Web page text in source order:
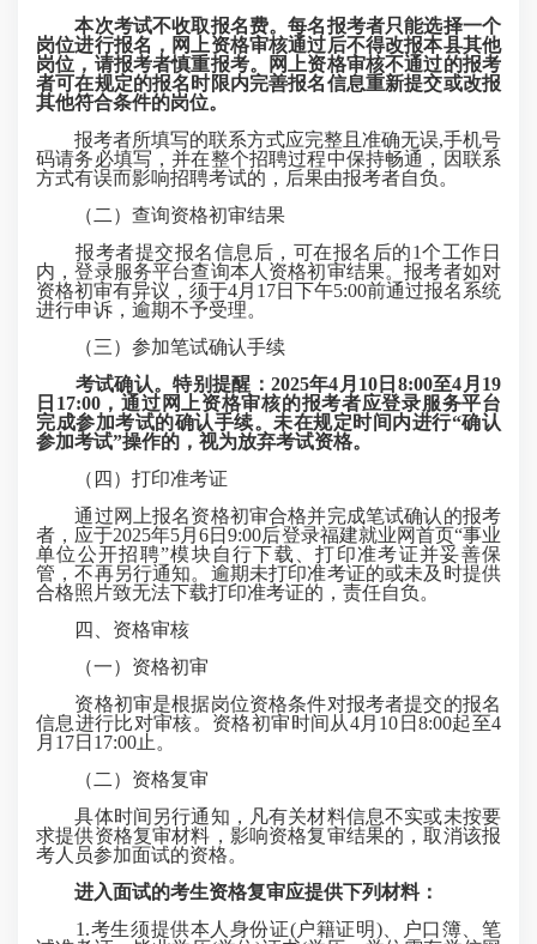
本次考试不收取报名费。每名报考者只能选择一个
岗位进行报名，网上资格审核通过后不得改报本县其他
岗位，请报考者慎重报考。网上资格审核不通过的报考
者可在规定的报名时限内完善报名信息重新提交或改报
其他符合条件的岗位。
报考者所填写的联系方式应完整且准确无误,手机号
码请务必填写，并在整个招聘过程中保持畅通，因联系
方式有误而影响招聘考试的，后果由报考者自负。
（二）查询资格初审结果
报考者提交报名信息后，可在报名后的1个工作日
内，登录服务平台查询本人资格初审结果。报考者如对
资格初审有异议，须于4月17日下午5:00前通过报名系统
进行申诉，逾期不予受理。
（三）参加笔试确认手续
考试确认。特别提醒：2025年4月10 日8:00至4月 19
日17:00，通过网上资格审核的报考者应登录服务平台
完成参加考试的确认手续。未在规定时间内进行“确认
参加考试”操作的，视为放弃考试资格。
（四）打印准考证
通过网上报名资格初审合格并完成笔试确认的报考
者，应于2025年5月6日9:00后登录福建就业网首页“事业
单位公开招聘”模块自行下载、打印准考证并妥善保
管，不再另行通知。逾期未打印准考证的或未及时提供
合格照片致无法下载打印准考证的，责任自负。
四、资格审核
（一）资格初审
资格初审是根据岗位资格条件对报考者提交的报名
信息进行比对审核。资格初审时间从4月10日8:00起至4
月17日17:00止。
（二）资格复审
具体时间另行通知，凡有关材料信息不实或未按要
求提供资格复审材料，影响资格复审结果的，取消该报
考人员参加面试的资格。
进入面试的考生资格复审应提供下列材料：
1.考生须提供本人身份证(户籍证明)、户口簿、笔